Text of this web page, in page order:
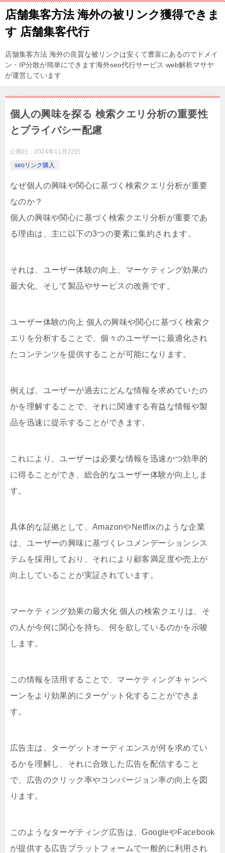
店舗集客方法 海外の被リンク獲得できま
す 店舗集客代行
店舗集客方法 海外の良質な被リンクは安くて豊富にあるのでドメイ
ン・IP分散が簡単にできます海外seo代行サービス web解析マサヤ
が運営しています
個人の興味を探る 検索クエリ分析の重要性
とプライバシー配慮
公開日： 2024年11月22日
seoリンク購入
なぜ個人の興味や関心に基づく検索クエリ分析が重要
なのか？
個人の興味や関心に基づく検索クエリ分析が重要であ
る理由は、主に以下の3つの要素に集約されます。
それは、ユーザー体験の向上、マーケティング効果の
最大化、そして製品やサービスの改善です。
ユーザー体験の向上 個人の興味や関心に基づく検索ク
エリを分析することで、個々のユーザーに最適化され
たコンテンツを提供することが可能になります。
例えば、ユーザーが過去にどんな情報を求めていたの
かを理解することで、それに関連する有益な情報や製
品を迅速に提示することができます。
これにより、ユーザーは必要な情報を迅速かつ効率的
に得ることができ、総合的なユーザー体験が向上しま
す。
具体的な証拠として、AmazonやNetflixのような企業
は、ユーザーの興味に基づくレコメンデーションシス
テムを採用しており、それにより顧客満足度や売上が
向上していることが実証されています。
マーケティング効果の最大化 個人の検索クエリは、そ
の人が今何に関心を持ち、何を欲しているのかを示唆
します。
この情報を活用することで、マーケティングキャンペ
ーンをより効果的にターゲット化することができま
す。
広告主は、ターゲットオーディエンスが何を求めてい
るかを理解し、それに合致した広告を配信すること
で、広告のクリック率やコンバージョン率の向上を図
ります。
このようなターゲティング広告は、GoogleやFacebook
が提供する広告プラットフォームで一般的に利用され